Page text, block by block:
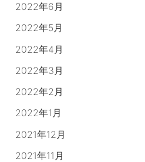
2022年6月
2022年5月
2022年4月
2022年3月
2022年2月
2022年1月
2021年12月
2021年11月